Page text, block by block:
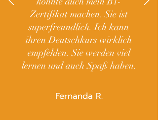
Zertifikat machen. Sie ist
superfreundlich. Ich kann
ihren Deutschkurs wirklich
empfehlen. Sie werden viel
lernen und auch Spaß haben.
Fernanda R.